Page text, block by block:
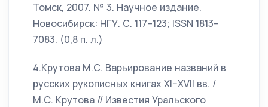
Томск, 2007. № 3. Научное издание.
Новосибирск: НГУ. С. 117–123; ISSN 1813–
7083. (0,8 п. л.)
4.Крутова М.С. Варьирование названий в
русских рукописных книгах XI–XVII вв. /
М.С. Крутова // Известия Уральского